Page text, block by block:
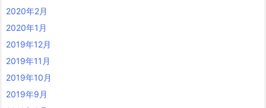
2020年2月
2020年1月
2019年12月
2019年11月
2019年10月
2019年9月